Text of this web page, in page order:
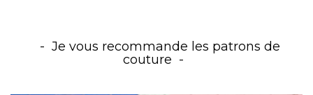
Je vous recommande les patrons de
couture